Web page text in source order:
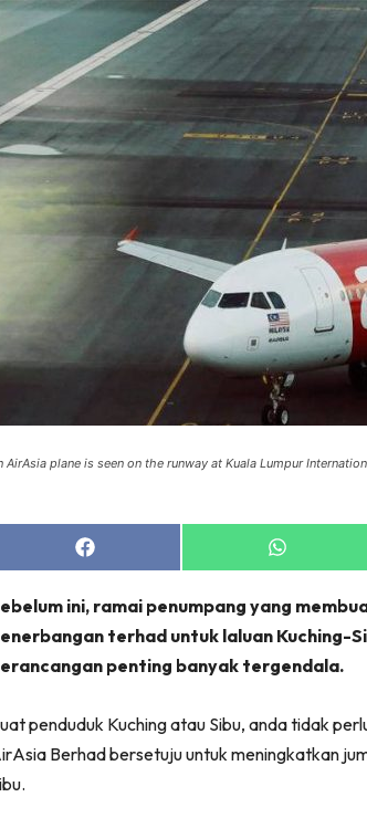
AirAsia plane is seen on the runway at Kuala Lumpur
Share
on
Share
on
ini, ramai penumpang yang
terhad untuk laluan Kuching-
penting banyak tergendala.
penduduk Kuching atau Sibu, anda tidak
Berhad bersetuju untuk meningkatkan